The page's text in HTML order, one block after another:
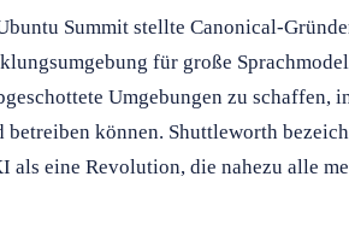
Summit stellte Canonical-
für große
Umgebungen zu
betreiben können. Shuttleworth
als eine Revolution, die nahezu alle